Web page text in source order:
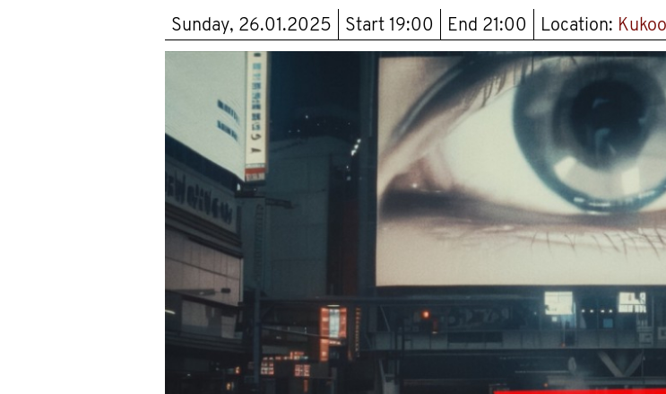
Sunday, 26.01.2025 Start 19:00 End 21:00 Location: